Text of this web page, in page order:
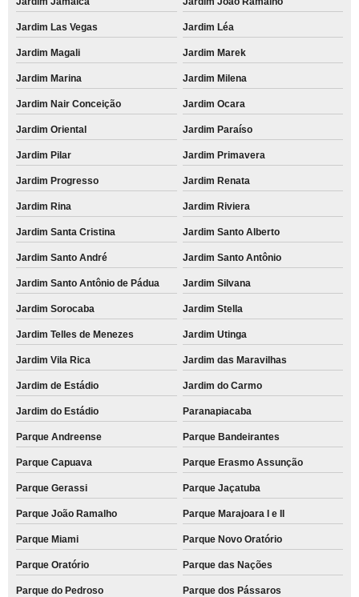
Jardim Las Vegas Jardim Léa
Jardim Magali Jardim Marek
Jardim Marina Jardim Milena
Jardim Nair Conceição Jardim Ocara
Jardim Oriental Jardim Paraíso
Jardim Pilar Jardim Primavera
Jardim Progresso Jardim Renata
Jardim Rina Jardim Riviera
Jardim Santa Cristina Jardim Santo Alberto
Jardim Santo André Jardim Santo Antônio
Jardim Santo Antônio de Pádua Jardim Silvana
Jardim Sorocaba Jardim Stella
Jardim Telles de Menezes Jardim Utinga
Jardim Vila Rica Jardim das Maravilhas
Jardim de Estádio Jardim do Carmo
Jardim do Estádio Paranapiacaba
Parque Andreense Parque Bandeirantes
Parque Capuava Parque Erasmo Assunção
Parque Gerassi Parque Jaçatuba
Parque João Ramalho Parque Marajoara I e II
Parque Miami Parque Novo Oratório
Parque Oratório Parque das Nações
Parque do Pedroso Parque dos Pássaros